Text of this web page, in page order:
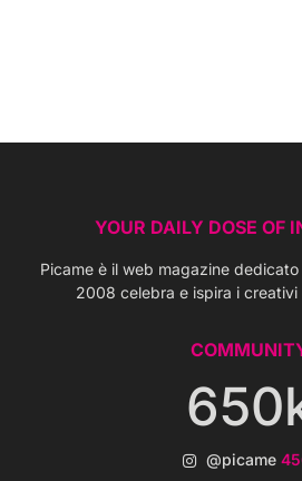
YOUR DAILY DOSE OF
Picame è il web magazine
2008 celebra e ispira i
@picame